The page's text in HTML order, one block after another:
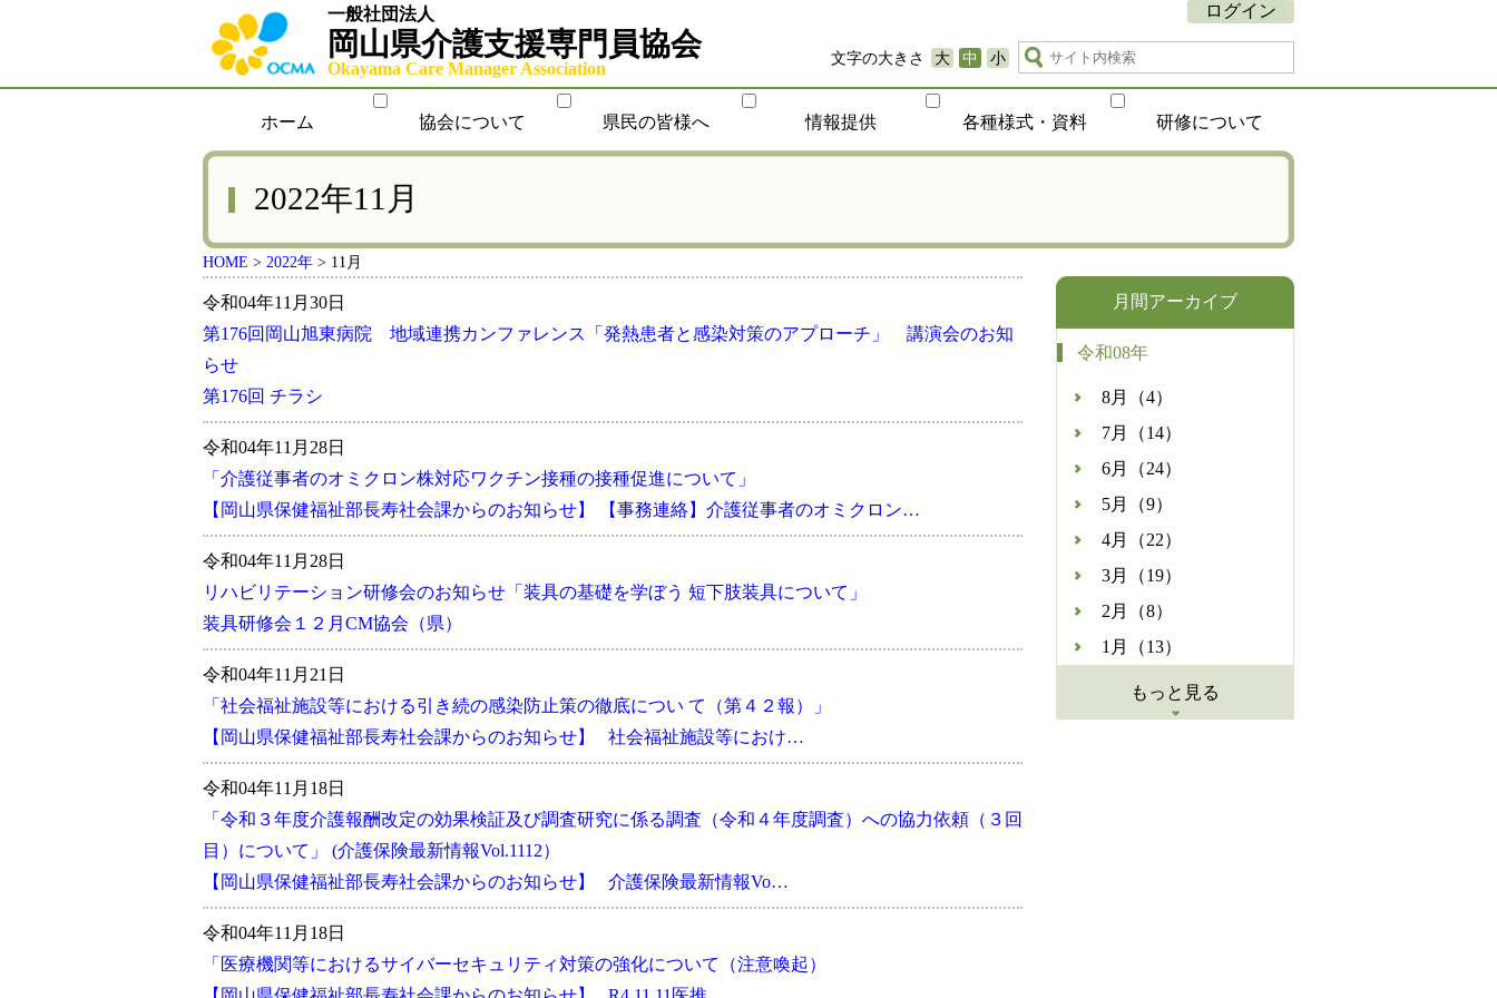
一般社団法人
岡山県介護支援専門員協会
Okayama Care Manager Association
文字の大きさ 大 中 小
ログイン
ホーム 協会について 県民の皆様へ 情報提供 各種様式・資料 研修について
2022年11月
HOME > 2022年 > 11月
令和04年11月30日
第176回岡山旭東病院 地域連携カンファレンス「発熱患者と感染対策のアプローチ」 講演会のお知
らせ
第176回 チラシ
令和04年11月28日
「介護従事者のオミクロン株対応ワクチン接種の接種促進について」
【岡山県保健福祉部長寿社会課からのお知らせ】 【事務連絡】介護従事者のオミクロン…
令和04年11月28日
リハビリテーション研修会のお知らせ「装具の基礎を学ぼう 短下肢装具について」
装具研修会１２月CM協会（県）
令和04年11月21日
「社会福祉施設等における引き続の感染防止策の徹底につい て（第４２報）」
【岡山県保健福祉部長寿社会課からのお知らせ】 社会福祉施設等におけ…
令和04年11月18日
「令和３年度介護報酬改定の効果検証及び調査研究に係る調査（令和４年度調査）への協力依頼（３回
目）について」 (介護保険最新情報Vol.1112）
【岡山県保健福祉部長寿社会課からのお知らせ】 介護保険最新情報Vo…
令和04年11月18日
「医療機関等におけるサイバーセキュリティ対策の強化について（注意喚起）
月間アーカイブ
令和08年
8月（4）
7月（14）
6月（24）
5月（9）
4月（22）
3月（19）
2月（8）
1月（13）
もっと見る